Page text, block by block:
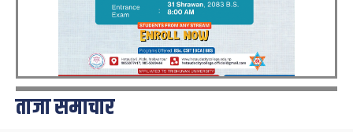
ताजा समाचार